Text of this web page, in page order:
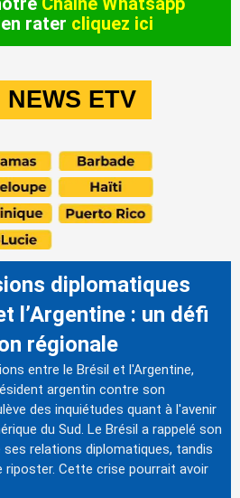
rater cliquez ici
ETV
diplomatiques
l’Argentine : un défi
régionale
entre le Brésil et l'Argentine,
argentin contre son
des inquiétudes quant à l'avenir
du Sud. Le Brésil a rappelé son
relations diplomatiques, tandis
riposter. Cette crise pourrait avoir